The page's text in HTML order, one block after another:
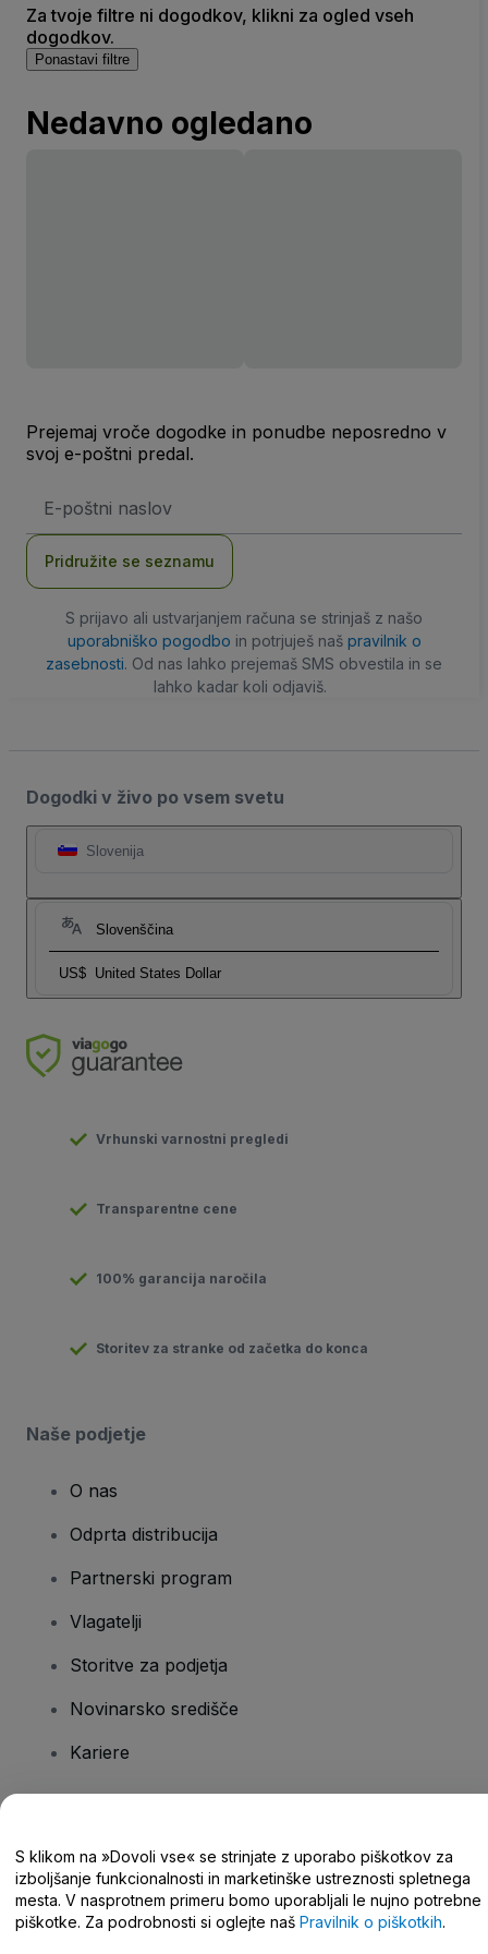
Za tvoje filtre ni dogodkov, klikni za ogled vseh
dogodkov.
Ponastavi filtre
Nedavno ogledano
Prejemaj vroče dogodke in ponudbe neposredno v
svoj e-poštni predal.
naslov
Pridružite se seznamu
S prijavo ali ustvarjanjem računa se strinjaš z našo
uporabniško pogodbo in potrjuješ naš pravilnik o
zasebnosti. Od nas lahko prejemaš SMS obvestila in se
lahko kadar koli odjaviš.
Dogodki v živo po vsem svetu
Slovenija
Slovenščina
US$ United States Dollar
Vrhunski varnostni pregledi
Transparentne cene
100% garancija naročila
Storitev za stranke od začetka do konca
Naše podjetje
O nas
Odprta distribucija
Partnerski program
Vlagatelji
Storitve za podjetja
Novinarsko središče
Kariere
Središče za pomoč/stik z nami
S klikom na »Dovoli vse« se strinjate z uporabo piškotkov za
izboljšanje funkcionalnosti in marketinške ustreznosti spletnega
mesta. V nasprotnem primeru bomo uporabljali le nujno potrebne
piškotke. Za podrobnosti si oglejte naš Pravilnik o piškotkih.